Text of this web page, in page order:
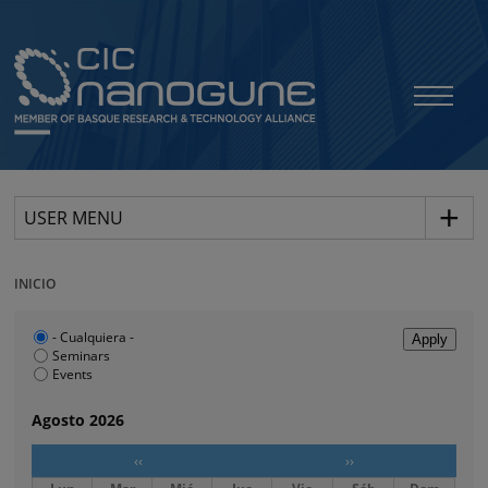
USER MENU
INICIO
Agosto 2026
‹‹ ››
- Cualquiera -
Seminars
Events